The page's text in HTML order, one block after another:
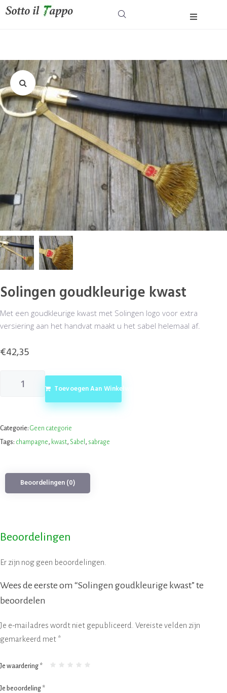
Wijnreizen & Wijnen
Over
Contact
Solingen goudkleurige kwast
Met een goudkleurige kwast met Solingen logo voor extra
versiering aan het handvat maakt u het sabel helemaal af.
€42,35
Toevoegen Aan Winkelwagen
Categorie: Geen categorie
Tags: champagne, kwast, Sabel , sabrage
Beoordelingen (0)
Beoordelingen
Er zijn nog geen beoordelingen.
Wees de eerste om “Solingen goudkleurige kwast” te
beoordelen
Je e-mailadres wordt niet gepubliceerd. Vereiste velden zijn
gemarkeerd met *
Je waardering *
Je beoordeling *